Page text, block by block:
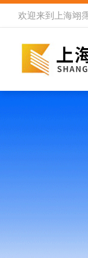
欢迎来到 上海翊